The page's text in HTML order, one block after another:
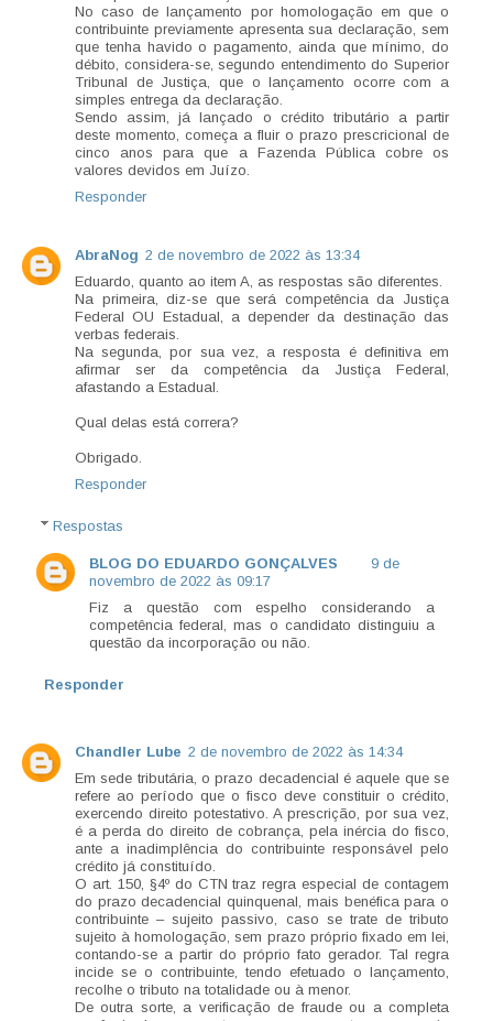
No caso de lançamento por homologação em que o
contribuinte previamente apresenta sua declaração, sem
que tenha havido o pagamento, ainda que mínimo, do
débito, considera-se, segundo entendimento do Superior
Tribunal de Justiça, que o lançamento ocorre com a
simples entrega da declaração.
Sendo assim, já lançado o crédito tributário a partir
deste momento, começa a fluir o prazo prescricional de
cinco anos para que a Fazenda Pública cobre os
valores devidos em Juízo.
Responder
AbraNog 2 de novembro de 2022 às 13:34
Eduardo, quanto ao item A, as respostas são diferentes.
Na primeira, diz-se que será competência da Justiça
Federal OU Estadual, a depender da destinação das
verbas federais.
Na segunda, por sua vez, a resposta é definitiva em
afirmar ser da competência da Justiça Federal,
afastando a Estadual.
Qual delas está correra?
Obrigado.
Responder
Respostas
BLOG DO EDUARDO GONÇALVES
9 de
novembro de 2022 às 09:17
Fiz a questão com espelho considerando a
competência federal, mas o candidato distinguiu a
questão da incorporação ou não.
Responder
Chandler Lube 2 de novembro de 2022 às 14:34
Em sede tributária, o prazo decadencial é aquele que se
refere ao período que o fisco deve constituir o crédito,
exercendo direito potestativo. A prescrição, por sua vez,
é a perda do direito de cobrança, pela inércia do fisco,
ante a inadimplência do contribuinte responsável pelo
crédito já constituído.
O art. 150, §4º do CTN traz regra especial de contagem
do prazo decadencial quinquenal, mais benéfica para o
contribuinte – sujeito passivo, caso se trate de tributo
sujeito à homologação, sem prazo próprio fixado em lei,
contando-se a partir do próprio fato gerador. Tal regra
incide se o contribuinte, tendo efetuado o lançamento,
recolhe o tributo na totalidade ou à menor.
De outra sorte, a verificação de fraude ou a completa